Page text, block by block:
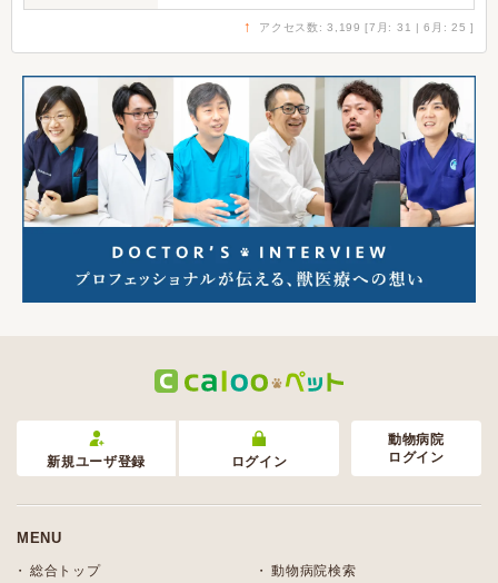
↑ アクセス数: 3,199 [7月: 31 | 6月: 25 ]
新規ユーザ登録 ログイン
動物病院
ログイン
MENU
総合トップ 動物病院検索